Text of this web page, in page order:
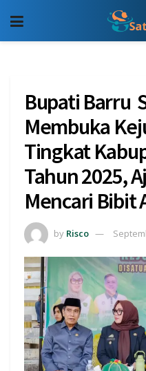
Bupati Barru
Membuka
Tingkat
Tahun 2025,
Mencari Bibit
by Risco